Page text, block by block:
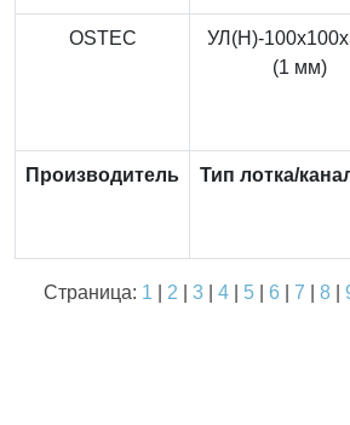
OSTEC
УЛ(Н)-
(1 мм)
Производитель Тип лотка/
Страница: 1 2 3| 4| 5| 6 7 8|